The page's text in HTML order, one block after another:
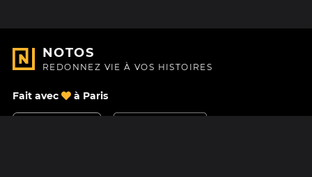
NOTOS
REDONNEZ VIE À VOS HISTOIRES
Fait avec à Paris